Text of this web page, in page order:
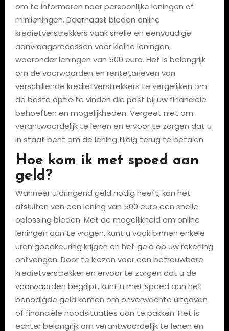
om te informeren naar persoonlijke leningen of
minileningen. Daarnaast bieden online
kredietverstrekkers vaak snelle en eenvoudige
aanvraagprocessen voor kleine leningen,
waaronder leningen van 500 euro. Het is belangrijk
om de voorwaarden en rentetarieven van
verschillende kredietverstrekkers te vergelijken om
de beste optie te vinden die past bij uw financiële
behoeften en mogelijkheden. Vergeet niet om
verantwoordelijk te lenen en ervoor te zorgen dat u
in staat bent om de lening tijdig terug te betalen.
Hoe kom ik met spoed aan
geld?
Wanneer u dringend geld nodig heeft, kan het
afsluiten van een lening van 500 euro een snelle
oplossing bieden. Met de mogelijkheid om online
leningen aan te vragen, kunt u vaak binnen enkele
uren goedkeuring krijgen en het geld op uw rekening
ontvangen. Door te kiezen voor een betrouwbare
kredietverstrekker en ervoor te zorgen dat u de
voorwaarden begrijpt, kunt u met spoed aan het
benodigde geld komen om onverwachte uitgaven
of financiële noodsituaties aan te pakken. Het is
echter belangrijk om verantwoordelijk te lenen en